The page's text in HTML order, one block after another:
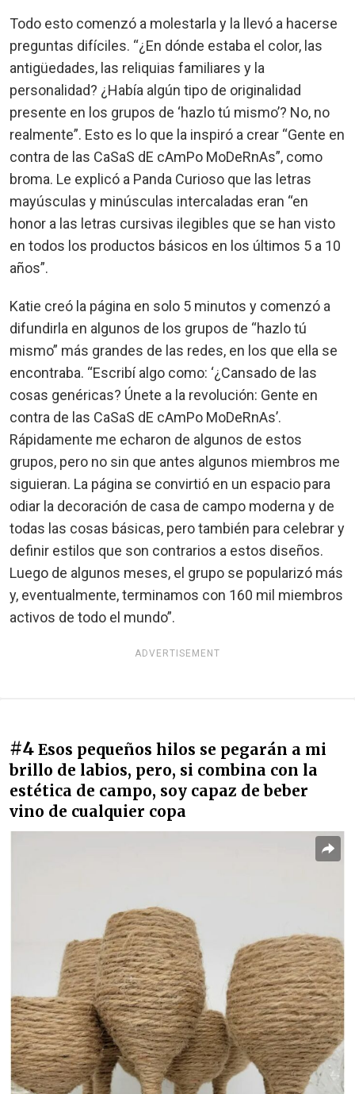
Todo esto comenzó a molestarla y la llevó a hacerse
preguntas difíciles. “¿En dónde estaba el color, las
antigüedades, las reliquias familiares y la
personalidad? ¿Había algún tipo de originalidad
presente en los grupos de ‘hazlo tú mismo’? No, no
realmente”. Esto es lo que la inspiró a crear “Gente en
contra de las CaSaS dE cAmPo MoDeRnAs”, como
broma. Le explicó a Panda Curioso que las letras
mayúsculas y minúsculas intercaladas eran “en
honor a las letras cursivas ilegibles que se han visto
en todos los productos básicos en los últimos 5 a 10
años”.
Katie creó la página en solo 5 minutos y comenzó a
difundirla en algunos de los grupos de “hazlo tú
mismo” más grandes de las redes, en los que ella se
encontraba. “Escribí algo como: ‘¿Cansado de las
cosas genéricas? Únete a la revolución: Gente en
contra de las CaSaS dE cAmPo MoDeRnAs’.
Rápidamente me echaron de algunos de estos
grupos, pero no sin que antes algunos miembros me
siguieran. La página se convirtió en un espacio para
odiar la decoración de casa de campo moderna y de
todas las cosas básicas, pero también para celebrar y
definir estilos que son contrarios a estos diseños.
Luego de algunos meses, el grupo se popularizó más
y, eventualmente, terminamos con 160 mil miembros
activos de todo el mundo”.
ADVERTISEMENT
#4 Esos pequeños hilos se pegarán a mi
brillo de labios, pero, si combina con la
estética de campo, soy capaz de beber
vino de cualquier copa